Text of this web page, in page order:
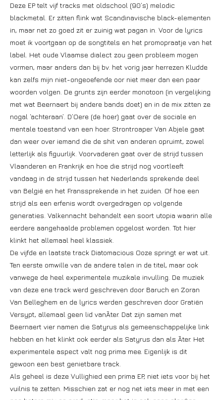
Deze EP telt vijf tracks met oldschool (90’s) melodic
blackmetal. Er zitten flink wat Scandinavische black-elementen
in, maar net zo goed zit er zuinig wat pagan in. Voor de lyrics
moet ik voortgaan op de songtitels en het promopraatje van het
label. Het oude Vlaamse dialect zou geen probleem mogen
vormen, maar anders dan bij bv. het vorig jaar herrezen Kludde
kan zelfs mijn niet-ongeoefende oor niet meer dan een paar
woorden volgen. De grunts zijn eerder monotoon (in vergelijking
met wat Beernaert bij andere bands doet) en in de mix zitten ze
nogal ‘achteraan’. D’Oere (de hoer) gaat over de sociale en
mentale toestand van een hoer. Strontroaper Van Abjele gaat
dan weer over iemand die de shit van anderen opruimt, zowel
letterlijk als figuurlijk. Voorvaderen gaat over de strijd tussen
Vlaanderen en Frankrijk en hoe die strijd nog voortleeft
vandaag in de strijd tussen het Nederlands sprekende deel
van België en het Franssprekende in het zuiden. Of hoe een
strijd als een erfenis wordt overgedragen op volgende
generaties. Valkennacht behandelt een soort utopia waarin alle
eerdere aangehaalde problemen opgelost worden. Tot hier
klinkt het allemaal heel klassiek.
De vijfde en laatste track Diatomacious Ooze springt er wat uit.
Ten eerste omwille van de andere talen in de titel, maar ook
vanwege de heel experimentele muzikale invulling. De muziek
van deze ene track werd geschreven door Baruch en Zoran
Van Belleghem en de lyrics werden geschreven door Gratiën
Versypt, allemaal geen lid vanĀter. Dat zijn samen met
Beernaert vier namen die Satyrus als gemeenschappelijke link
hebben en het klinkt ook eerder als Satyrus dan als Āter. Het
experimentele aspect valt nog prima mee. Eigenlijk is dit
gewoon een best genietbare track.
Als geheel is deze Vullighied een prima EP, niet iets voor bij het
vuilnis te zetten. Misschien zat er nog net iets meer in met een